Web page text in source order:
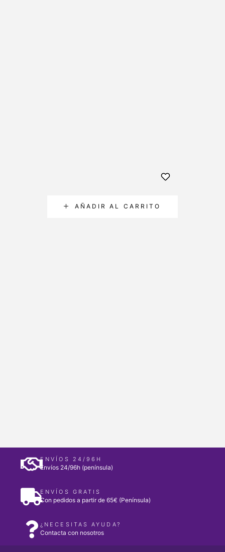
ENVÍOS 24/96H
Envíos 24/96h (península)
ENVÍOS GRATIS
Con pedidos a partir de 65€ (Península)
¿NECESITAS AYUDA?
Contacta con nosotros